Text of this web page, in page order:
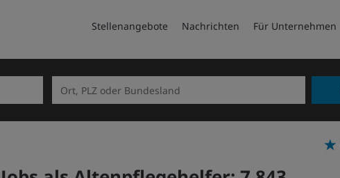
Stellenangebote Nachrichten Für Unternehmen